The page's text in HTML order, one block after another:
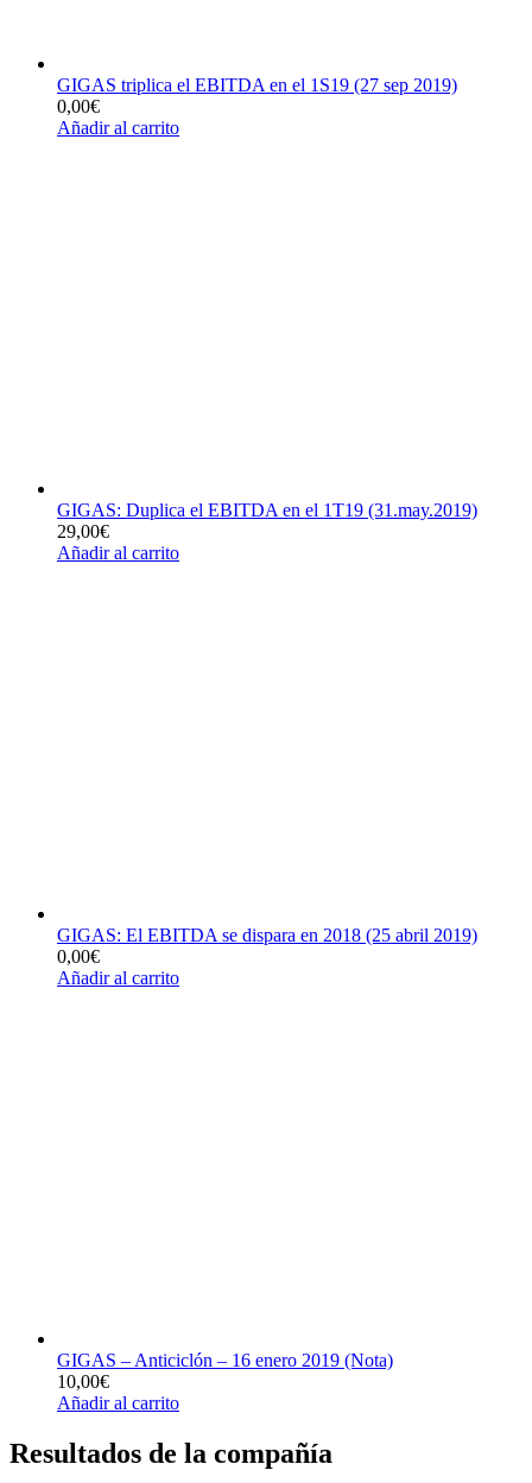
GIGAS triplica el EBITDA en el 1S19 (27 sep 2019)
0,00€
Añadir al carrito
GIGAS: Duplica el EBITDA en el 1T19 (31.may.2019)
29,00€
Añadir al carrito
GIGAS: El EBITDA se dispara en 2018 (25 abril 2019)
0,00€
Añadir al carrito
GIGAS – Anticiclón – 16 enero 2019 (Nota)
10,00€
Añadir al carrito
Resultados de la compañía